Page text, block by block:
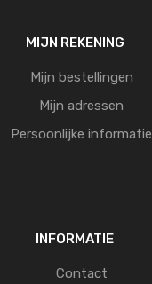
MIJN REKENING
Mijn bestellingen
Mijn adressen
Persoonlijke informatie
INFORMATIE
Contact